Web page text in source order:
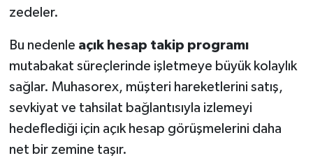
zedeler.
Bu nedenle açık hesap takip programı
mutabakat süreçlerinde işletmeye büyük kolaylık
sağlar. Muhasorex, müşteri hareketlerini satış,
sevkiyat ve tahsilat bağlantısıyla izlemeyi
hedeflediği için açık hesap görüşmelerini daha
net bir zemine taşır.